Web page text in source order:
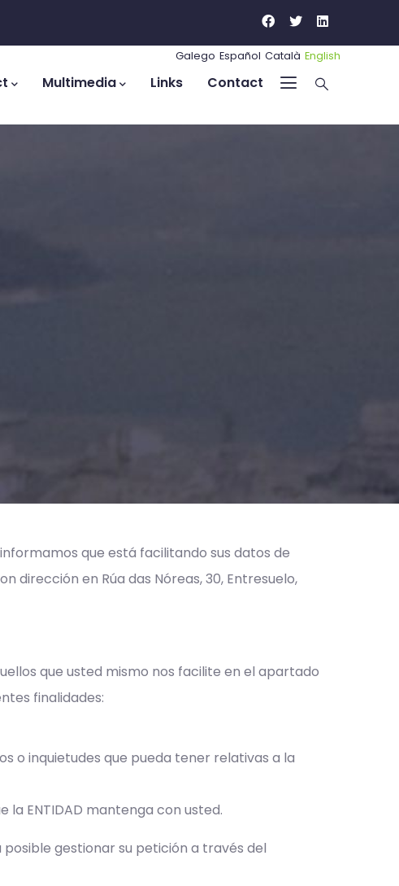
Galego Español Català English
Multimedia Links Contact
que está facilitando sus datos de
dirección en Rúa das Nóreas, 30, Entresuelo,
que usted mismo nos facilite en el apartado
finalidades:
o inquietudes que pueda tener relativas a la
ENTIDAD mantenga con usted.
gestionar su petición a través del